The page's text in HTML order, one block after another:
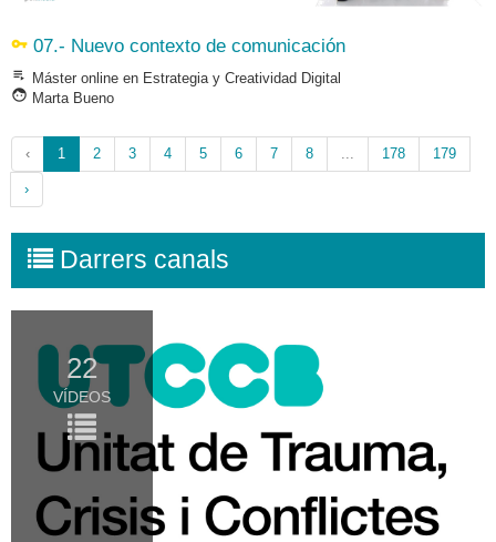
vpn_key 07.- Nuevo contexto de comunicación
playlist_play Máster online en Estrategia y Creatividad Digital
face Marta Bueno
‹ 1 2 3 4 5 6 7 8 ... 178 179
›
Darrers canals
22
VÍDEOS